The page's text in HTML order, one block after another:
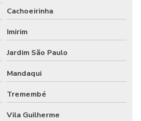
Cachoeirinha
Imirim
Jardim São Paulo
Mandaqui
Tremembé
Vila Guilherme